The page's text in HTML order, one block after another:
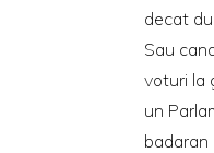
decat
Sau
voturi la
un
badaran